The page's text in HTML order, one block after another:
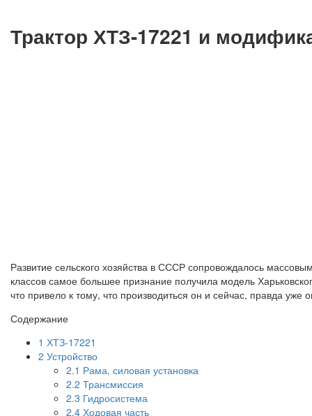
Трактор ХТЗ-17221 и
Развитие сельского хозяйства в СССР сопровождалось
классов самое большее признание получила модель
что привело к тому, что производиться он и сейчас, правда уже
Содержание
1 ХТЗ-17221
2 Устройство
2.1 Рама, силовая установка
2.2 Трансмиссия
2.3 Гидросистема
2.4 Ходовая часть